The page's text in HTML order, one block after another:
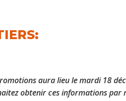
aura lieu le mardi 18
obtenir ces informations